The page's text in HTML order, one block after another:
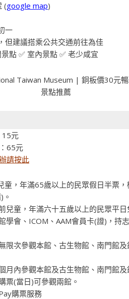
(google map)
一
建議搭乘公共交通前往為佳
點 ✅ 室內景點 ✅ 老少咸宜
15元
65元
請按此
，年滿65歲以上的民眾假日半票
兒童，年滿六十五歲以上的民眾平
學會、ICOM、AAM會員卡(證)，持
限次參觀本館、古生物館、南門館
月內參觀本館及古生物館、南門館及
票(當日)可參觀兩館。
購票服務